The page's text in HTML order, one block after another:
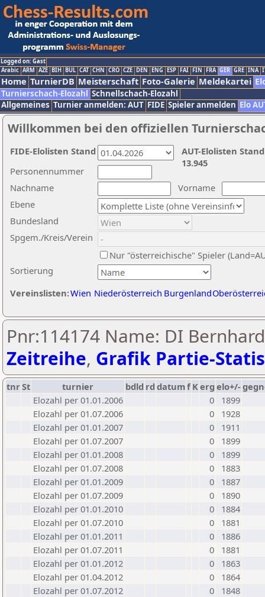
Logged on: Gast
Arabic ARM AZE BIH BUL CAT CHN CRO CZE DEN ENG ESP FAI FIN FRA GER GRE INA
Home TurnierDB Meisterschaft Foto-Galerie Meldekartei
Turnierschach-Elozahl Schnellschach-Elozahl
Allgemeines Turnier anmelden: AUT FIDE Spieler anmelden Elo
Willkommen bei den offiziellen
Nachname
Vorname
Ebene
Sortierung
Personennummer
Bundesland
Spgem./Kreis/Verein
Nur "österreichische" Spieler
Vereinslisten:Wien Niederösterreich Burgenland
AUT-Elolisten
13.945
FIDE-Elolisten Stand
Pnr:114174 Name: DI
Zeitreihe, Grafik Partie-
tnrSt turnier bdld rd datumf Kerg elo+/-
Elozahl per 01.01.2006
0
1899
Elozahl per 01.07.2006
0
1928
Elozahl per 01.01.2007
0
1911
Elozahl per 01.07.2007
0
1899
Elozahl per 01.01.2008
0
1899
Elozahl per 01.07.2008
0
1883
Elozahl per 01.01.2009
0
1887
Elozahl per 01.07.2009
0
1890
Elozahl per 01.01.2010
0
1884
Elozahl per 01.07.2010
0
1881
Elozahl per 01.01.2011
0
1886
Elozahl per 01.07.2011
0
1881
Elozahl per 01.01.2012
0
1863
Elozahl per 01.04.2012
0
1864
Elozahl per 01.07.2012
0
1848